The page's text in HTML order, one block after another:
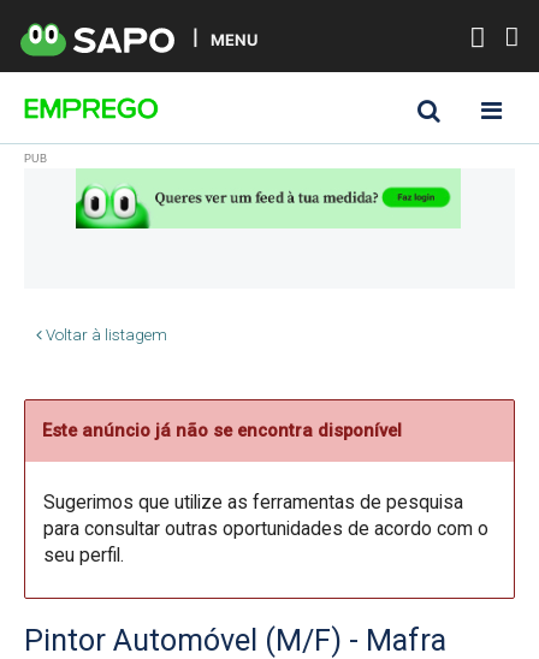
MENU
Voltar à listagem
Este anúncio já não se encontra disponível
Sugerimos que utilize as ferramentas de pesquisa
para consultar outras oportunidades de acordo com o
seu perfil.
Pintor Automóvel (M/F) - Mafra